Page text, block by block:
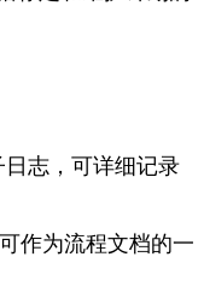
志，可详细记录
作为流程文档的一